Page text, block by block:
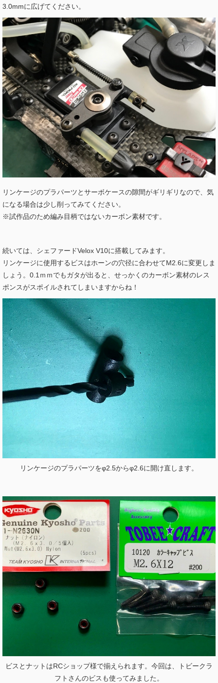
3.0mmに広げてください。
リンケージのプラパーツとサーボケースの隙間がギリギリなので、気
になる場合は少し削ってみてください。
※試作品のため編み目柄ではないカーボン素材です。
続いては、シェファードVelox V10に搭載してみます。
リンケージに使用するビスはホーンの穴径に合わせてM2.6に変更しま
しょう。0.1ｍｍでもガタが出ると、せっかくのカーボン素材のレス
ポンスがスポイルされてしまいますからね！
リンケージのプラパーツをφ2.5からφ2.6に開け直します。
ビスとナットはRCショップ様で揃えられます。今回は、トビークラ
フトさんのビスも使ってみました。